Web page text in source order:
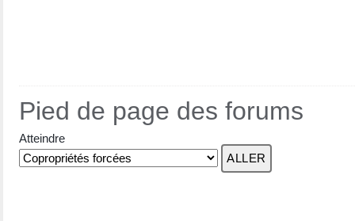
Pied de page des forums
Atteindre